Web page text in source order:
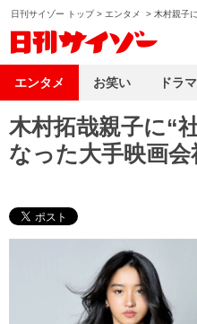
日刊サイゾー トップ> エンタメ > 木村親子
木村拓哉親子に“
なった大手映画
エンタメ お笑い ドラマ